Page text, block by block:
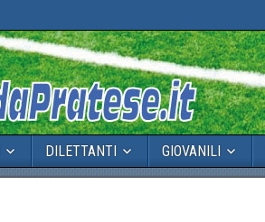
DILETTANTI GIOVANILI